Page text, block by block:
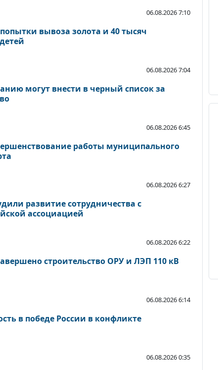
06.08.2026 7:10
вывоза золота и 40 тысяч
06.08.2026 7:04
могут внести в черный список за
06.08.2026 6:45
работы муниципального
06.08.2026 6:27
развитие сотрудничества с
ассоциацией
06.08.2026 6:22
строительство ОРУ и ЛЭП 110 кВ
06.08.2026 6:14
в победе России в конфликте
06.08.2026 0:35